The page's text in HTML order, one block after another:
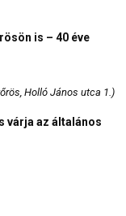
is – 40 éve
Holló János utca 1.)
várja az általános